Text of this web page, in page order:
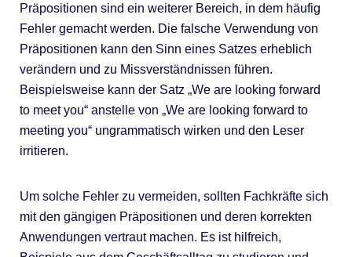
Präpositionen sind ein weiterer Bereich, in dem häufig
Fehler gemacht werden. Die falsche Verwendung von
Präpositionen kann den Sinn eines Satzes erheblich
verändern und zu Missverständnissen führen.
Beispielsweise kann der Satz „We are looking forward
to meet you“ anstelle von „We are looking forward to
meeting you“ ungrammatisch wirken und den Leser
irritieren.
Um solche Fehler zu vermeiden, sollten Fachkräfte sich
mit den gängigen Präpositionen und deren korrekten
Anwendungen vertraut machen. Es ist hilfreich,